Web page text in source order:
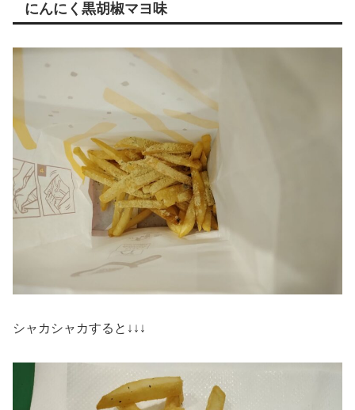
にんにく黒胡椒マヨ味
シャカシャカすると↓↓↓